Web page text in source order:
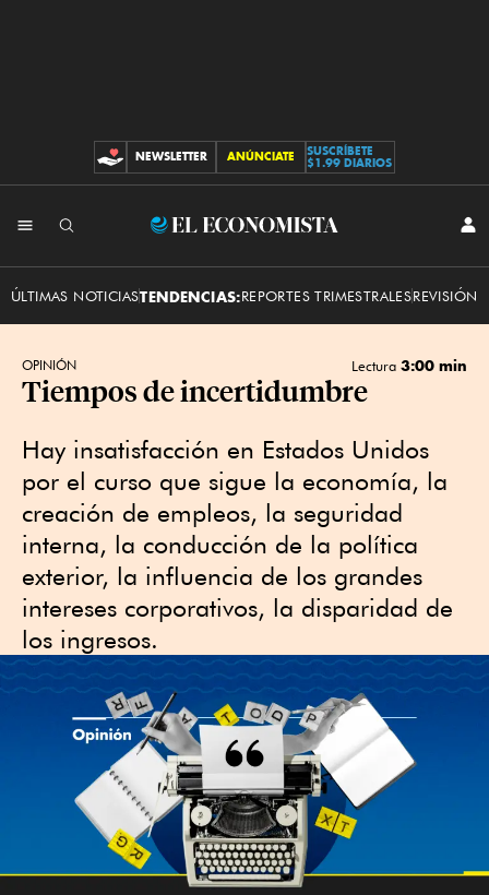
CONTRIBUCIONES
NEWSLETTER ANÚNCIATE
SUSCRÍBETE
$1.99 DIARIOS
El
ÚLTIMAS NOTICIASTENDENCIAS:REPORTES TRIMESTRALESREVISIÓN
OPINIÓN Lectura 3:00 min
Tiempos de incertidumbre
Hay insatisfacción en Estados Unidos
por el curso que sigue la economía, la
creación de empleos, la seguridad
interna, la conducción de la política
exterior, la influencia de los grandes
intereses corporativos, la disparidad de
los ingresos.